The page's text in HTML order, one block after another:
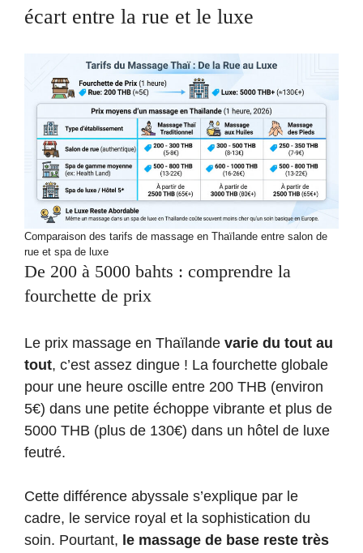
écart entre la rue et le luxe
Comparaison des tarifs de massage en Thaïlande entre salon de
rue et spa de luxe
De 200 à 5000 bahts : comprendre la
fourchette de prix
Le prix massage en Thaïlande varie du tout au
tout, c’est assez dingue ! La fourchette globale
pour une heure oscille entre 200 THB (environ
5€) dans une petite échoppe vibrante et plus de
5000 THB (plus de 130€) dans un hôtel de luxe
feutré.
Cette différence abyssale s’explique par le
cadre, le service royal et la sophistication du
soin. Pourtant, le massage de base reste très